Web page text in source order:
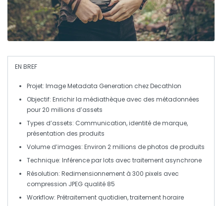
EN BREF
Projet: Image Metadata Generation chez Decathlon
Objectif: Enrichir la médiathèque avec des métadonnées
pour 20 millions d’assets
Types d’assets: Communication, identité de marque,
présentation des produits
Volume d’images: Environ 2 millions de photos de produits
Technique: Inférence par lots avec traitement asynchrone
Résolution: Redimensionnement à 300 pixels avec
compression JPEG qualité 85
Workflow: Prétraitement quotidien, traitement horaire